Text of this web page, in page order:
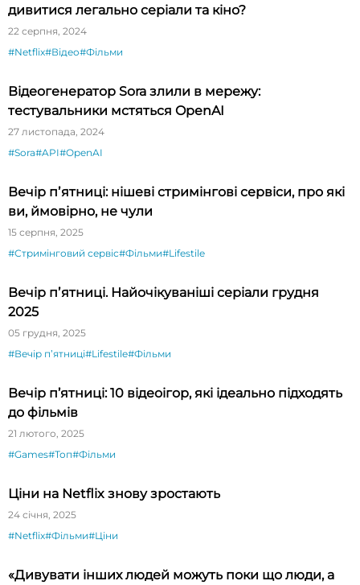
дивитися легально серіали та кіно?
22 серпня, 2024
#Netflix#Відео#Фільми
Відеогенератор Sora злили в мережу:
тестувальники мстяться OpenAI
27 листопада, 2024
#Sora#API#OpenAI
Вечір пʼятниці: нішеві стримінгові сервіси, про які
ви, ймовірно, не чули
15 серпня, 2025
#Стримінговий сервіс#Фільми#Lifestile
Вечір пʼятниці. Найочікуваніші серіали грудня
2025
05 грудня, 2025
#Вечір пʼятниці#Lifestile#Фільми
Вечір п’ятниці: 10 відеоігор, які ідеально підходять
до фільмів
21 лютого, 2025
#Games#Топ#Фільми
Ціни на Netflix знову зростають
24 січня, 2025
#Netflix#Фільми#Ціни
«Дивувати інших людей можуть поки що люди, а